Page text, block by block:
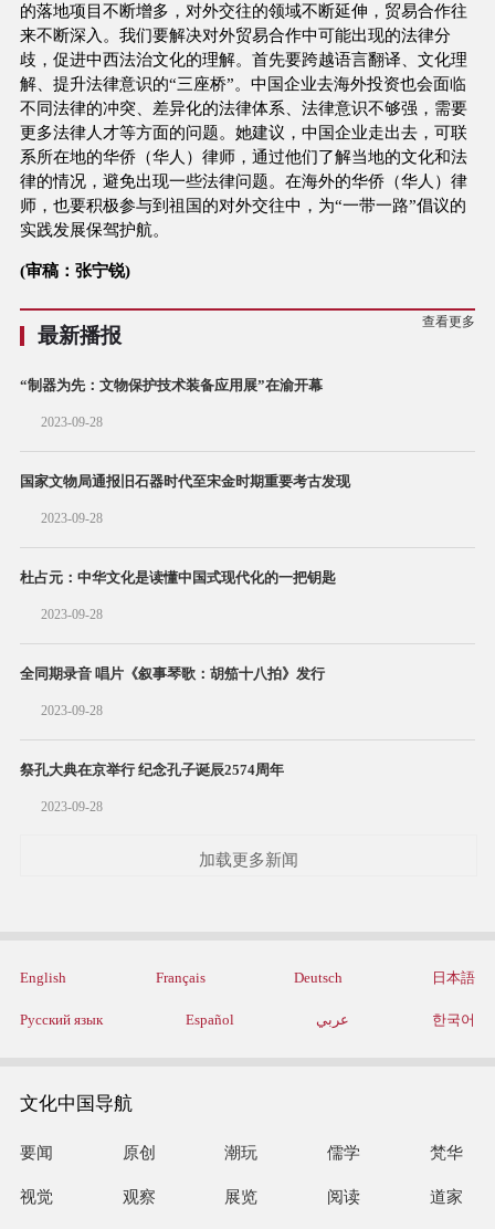
的落地项目不断增多，对外交往的领域不断延伸，贸易合作往
来不断深入。我们要解决对外贸易合作中可能出现的法律分
歧，促进中西法治文化的理解。首先要跨越语言翻译、文化理
解、提升法律意识的“三座桥”。中国企业去海外投资也会面临
不同法律的冲突、差异化的法律体系、法律意识不够强，需要
更多法律人才等方面的问题。她建议，中国企业走出去，可联
系所在地的华侨（华人）律师，通过他们了解当地的文化和法
律的情况，避免出现一些法律问题。在海外的华侨（华人）律
师，也要积极参与到祖国的对外交往中，为“一带一路”倡议的
实践发展保驾护航。
(审稿：张宁锐)
最新播报
查看更多
“制器为先：文物保护技术装备应用展”在渝开幕
2023-09-28
国家文物局通报旧石器时代至宋金时期重要考古发现
2023-09-28
杜占元：中华文化是读懂中国式现代化的一把钥匙
2023-09-28
全同期录音 唱片《叙事琴歌：胡笳十八拍》发行
2023-09-28
祭孔大典在京举行 纪念孔子诞辰2574周年
2023-09-28
加载更多新闻
English Français Deutsch 日本語
Русский язык Español عربي 한국어
文化中国导航
要闻 原创 潮玩 儒学 梵华
视觉 观察 展览 阅读 道家